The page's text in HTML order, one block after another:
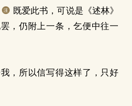
既爱此书，可说是《述林》
，仍附上一条，乞便中往一
所以信写得这样了，只好